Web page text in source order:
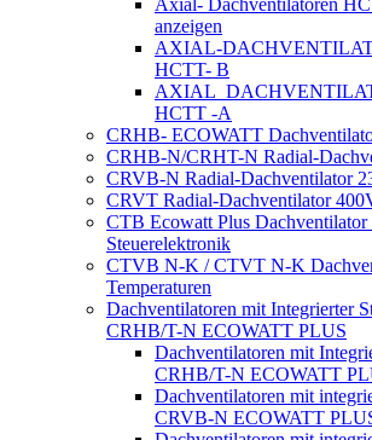
Axial- Dachventilatoren
anzeigen
AXIAL-
HCTT- B
HCTT -A
CRHB- ECOWATT
CRHB-N/CRHT-N Radial-
CRVB-N Radial-Dachventilator
CRVT Radial-Dachventilator
CTB Ecowatt Plus Dachventilator
Steuerelektronik
CTVB N-K / CTVT N-K
Temperaturen
Dachventilatoren mit Integrierter
CRHB/T-N ECOWATT PLUS
Dachventilatoren mit
CRHB/T-N ECOWATT
Dachventilatoren mit
CRVB-N ECOWATT